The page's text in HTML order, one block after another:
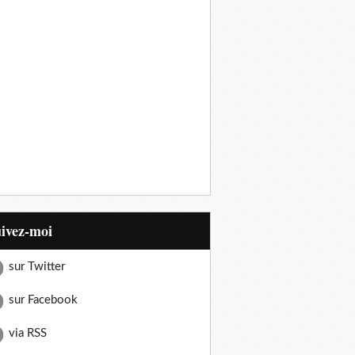
moi
sur Twitter
sur Facebook
via RSS